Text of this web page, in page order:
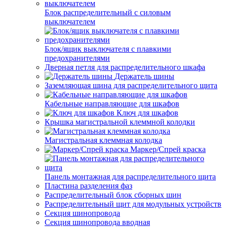
Блок распределительный с силовым
выключателем
Блок/ящик выключателя с плавкими
предохранителями
Дверная петля для распределительного шкафа
Держатель шины
Заземляющая шина для распределительного щита
Кабельные направляющие для шкафов
Ключ для шкафов
Крышка магистральной клеммной колодки
Магистральная клеммная колодка
Маркер/Спрей краска
Панель монтажная для распределительного щита
Пластина разделения фаз
Распределительный блок сборных шин
Распределительный щит для модульных устройств
Секция шинопровода
Секция шинопровода вводная